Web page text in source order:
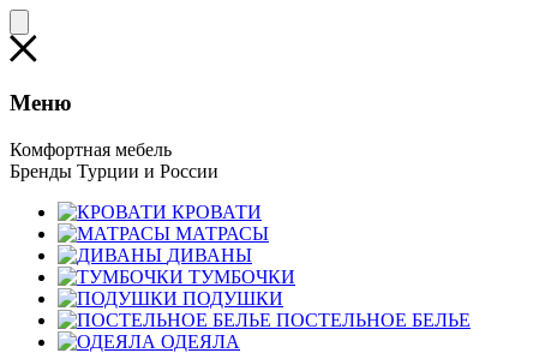
Меню
Комфортная мебель
Бренды Турции и России
КРОВАТИ
МАТРАСЫ
ДИВАНЫ
ТУМБОЧКИ
ПОДУШКИ
ПОСТЕЛЬНОЕ БЕЛЬЕ
ОДЕЯЛА